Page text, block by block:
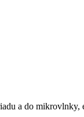
a do mikrovlnky,